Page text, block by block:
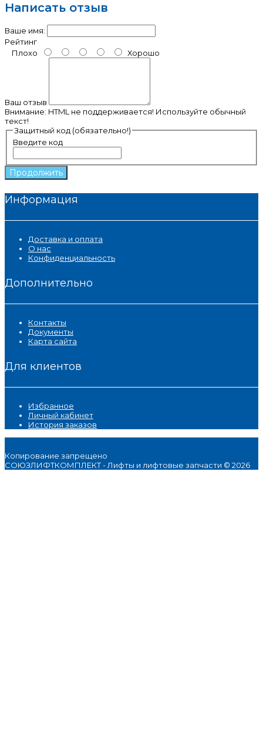
Написать отзыв
Ваше имя:
Рейтинг
Плохо
Хорошо
Ваш отзыв
Внимание: HTML не поддерживается! Используйте обычный
текст!
Защитный код (обязательно!)
Введите код
Продолжить
Информация
Доставка и оплата
О нас
Конфиденциальность
Дополнительно
Контакты
Документы
Карта сайта
Для клиентов
Избранное
Личный кабинет
История заказов
Копирование запрещено
СОЮЗЛИФТКОМПЛЕКТ - Лифты и лифтовые запчасти © 2026